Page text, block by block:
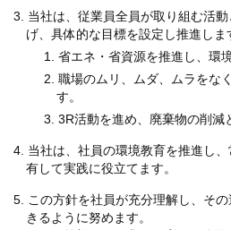
3. 当社は、従業員全員が取り組む活
げ、具体的な目標を設定し推進しま
1. 省エネ・省資源を推進し、環
2. 職場のムリ、ムダ、ムラをな
す。
3. 3R活動を進め、廃棄物の削減
4. 当社は、社員の環境教育を推進し
有して実践に役立てます。
5. この方針を社員が充分理解し、そ
きるように努めます。